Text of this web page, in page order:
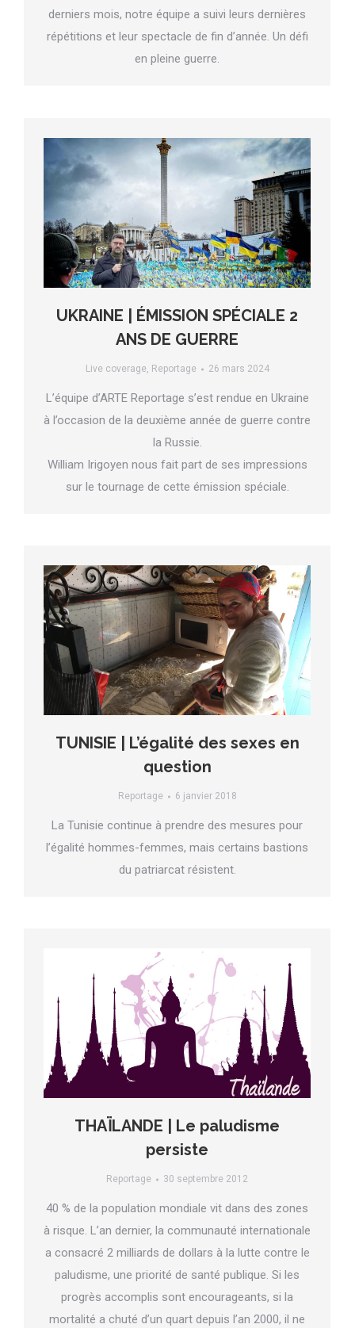
derniers mois, notre équipe a suivi leurs dernières
répétitions et leur spectacle de fin d’année. Un défi
en pleine guerre.
UKRAINE | ÉMISSION SPÉCIALE 2
ANS DE GUERRE
Live coverage, Reportage 26 mars 2024
L’équipe d’ARTE Reportage s’est rendue en Ukraine
à l’occasion de la deuxième année de guerre contre
la Russie.
William Irigoyen nous fait part de ses impressions
sur le tournage de cette émission spéciale.
TUNISIE | L’égalité des sexes en
question
Reportage 6 janvier 2018
La Tunisie continue à prendre des mesures pour
l’égalité hommes-femmes, mais certains bastions
du patriarcat résistent.
THAÏLANDE | Le paludisme
persiste
Reportage 30 septembre 2012
40 % de la population mondiale vit dans des zones
à risque. L’an dernier, la communauté internationale
a consacré 2 milliards de dollars à la lutte contre le
paludisme, une priorité de santé publique. Si les
progrès accomplis sont encourageants, si la
mortalité a chuté d’un quart depuis l’an 2000, il ne